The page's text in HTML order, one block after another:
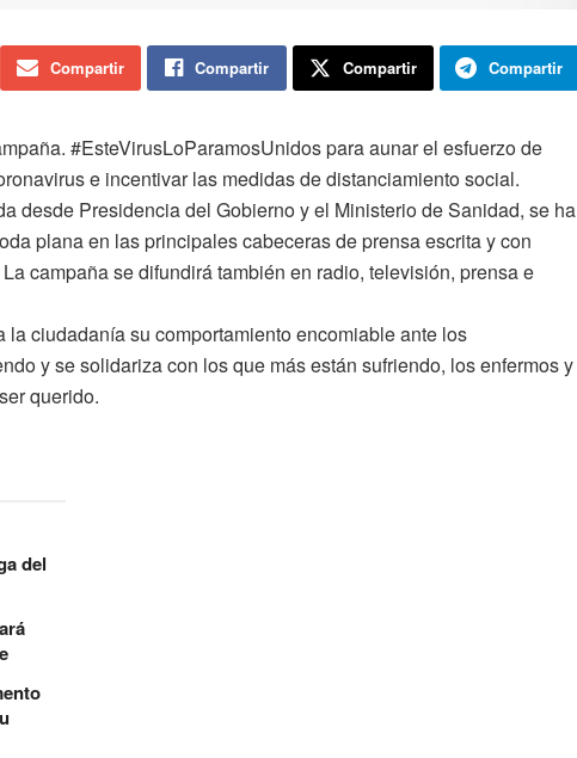
Compartir Compartir Compartir Compartir
#EsteVirusLoParamosUnidos para aunar el esfuerzo de
e incentivar las medidas de distanciamiento social.
desde Presidencia del Gobierno y el Ministerio de Sanidad, se ha
plana en las principales cabeceras de prensa escrita y con
campaña se difundirá también en radio, televisión, prensa e
la ciudadanía su comportamiento encomiable ante los
y se solidariza con los que más están sufriendo, los enfermos y
querido.
del